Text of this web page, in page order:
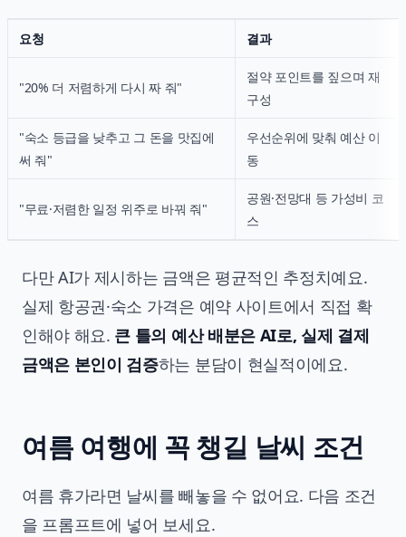
요청 결과
"20% 더 저렴하게 다시 짜 줘"
절약 포인트를 짚으며 재
구성
"숙소 등급을 낮추고 그 돈을 맛집에
써 줘"
우선순위에 맞춰 예산 이
동
"무료·저렴한 일정 위주로 바꿔 줘"
공원·전망대 등 가성비 코
스
다만 AI가 제시하는 금액은 평균적인 추정치예요.
실제 항공권·숙소 가격은 예약 사이트에서 직접 확
인해야 해요. 큰 틀의 예산 배분은 AI로, 실제 결제
금액은 본인이 검증하는 분담이 현실적이에요.
여름 여행에 꼭 챙길 날씨 조건
여름 휴가라면 날씨를 빼놓을 수 없어요. 다음 조건
을 프롬프트에 넣어 보세요.